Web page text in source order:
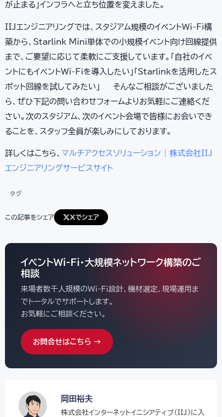
が止まる」インフラへと立ち位置を変えました。
IIJエンジニアリングでは、スタジアム規模のイベントWi-Fi構
築から、Starlink Mini単体での小規模イベント向け回線提供
まで、ご要望に応じて柔軟にご支援しています。「自社のイベ
ントにもイベントWi-Fiを導入したい」「Starlinkを活用したス
ポット回線を試してみたい」 — そんなご相談がございました
ら、ぜひ下記の問い合わせフォームよりお気軽にご連絡くだ
さい。次のスタジアム、次のイベント会場で皆様にお会いでき
ることを、スタッフ全員が楽しみにしております。
詳しくはこちら、 マルチアクセスソリューション | 株式会社IIJ
エンジニアリングサービスサイト
タグ
この記事をシェア Xでシェア
イベントWi-Fi・大規模ネットワーク構築のご
相談
来場者数千人規模のWi-Fi設計、機材選定、現場運用ま
でトータルでサポートします。
お気軽にご相談ください。
お問合せはこちら →
岡田裕夫
株式会社インターネットイニシアティブ（IIJ）に入